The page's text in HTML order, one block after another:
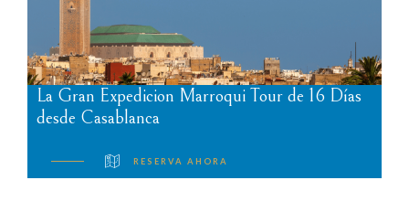
La Gran Expedicion Marroqui Tour de 16 Días
desde Casablanca
RESERVA AHORA